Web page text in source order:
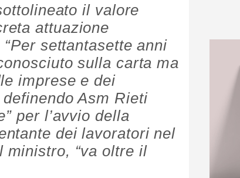
il valore
attuazione
settantasette anni
sulla carta ma
imprese e dei
Asm Rieti
per l’avvio della
dei lavoratori nel
ministro, “va oltre il